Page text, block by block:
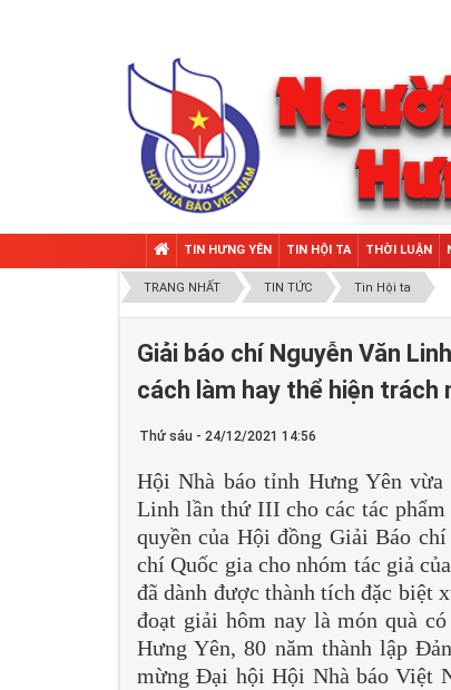
TIN HƯNG YÊN TIN HỘI TA THỜI LUẬN
TRANG NHẤT TIN TỨC Tin Hội ta
Giải báo chí Nguyễn Văn
cách làm hay thể hiện trách
Thứ sáu - 24/12/2021 14:56
Hội Nhà báo tỉnh Hưng Yên
Linh lần thứ III cho các tác
quyền của Hội đồng Giải Báo
chí Quốc gia cho nhóm tác giả
đã dành được thành tích đặc biệt
đoạt giải hôm nay là món quà
Hưng Yên, 80 năm thành lập
mừng Đại hội Hội Nhà báo Việt